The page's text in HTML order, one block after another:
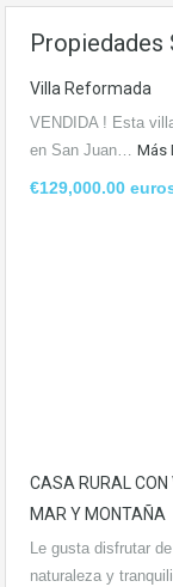
Propiedades
Villa Reformada
VENDIDA ! Esta
en San Juan… Más
€129,000.00
CASA RURAL
MAR Y MONTAÑA
Le gusta disfrutar
naturaleza y